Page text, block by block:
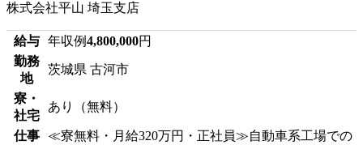
株式会社平山 埼玉支店
給与 年収例4,800,000円
勤務
地
茨城県 古河市
寮・
社宅
あり（無料）
仕事
≪寮無料・月給320万円・正社員≫自動車系工場での